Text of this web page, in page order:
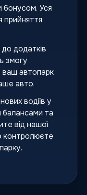
бонусом. Уся
прийняття
додатків
змогу
ваш автопарк
авто.
водіїв у
балансами та
від нашої
контролюєте